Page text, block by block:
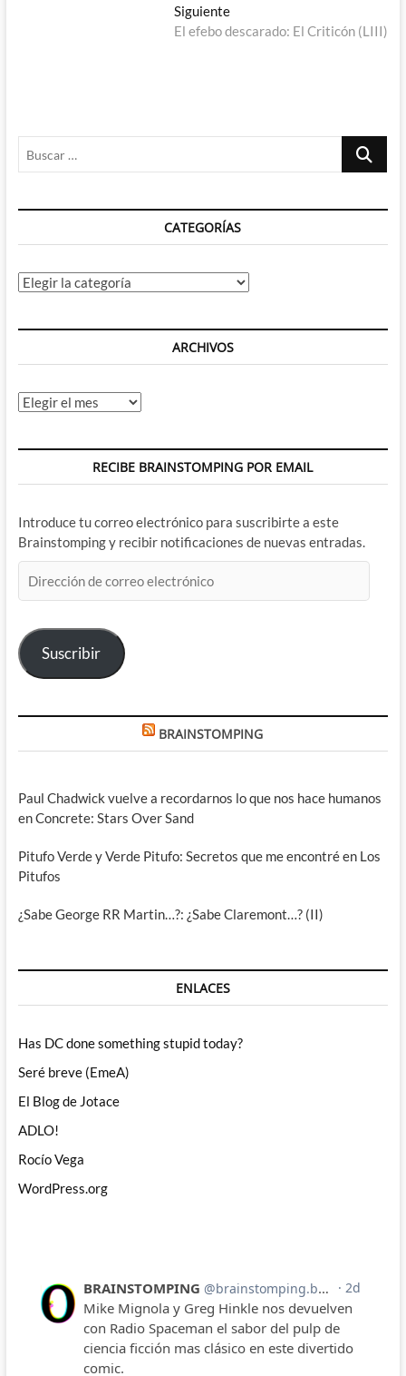
SiguienteEntrada
siguiente:
El efebo descarado: El Criticón (LIII)
Buscar
CATEGORÍAS
Categorías
ARCHIVOS
Archivos
RECIBE BRAINSTOMPING POR EMAIL
Introduce tu correo electrónico para suscribirte a este
Brainstomping y recibir notificaciones de nuevas entradas.
de
electrónico
Suscribir
BRAINSTOMPING
Paul Chadwick vuelve a recordarnos lo que nos hace humanos
en Concrete: Stars Over Sand
Pitufo Verde y Verde Pitufo: Secretos que me encontré en Los
Pitufos
¿Sabe George RR Martin…?: ¿Sabe Claremont…? (II)
ENLACES
Has DC done something stupid today?
Seré breve (EmeA)
El Blog de Jotace
ADLO!
Rocío Vega
WordPress.org